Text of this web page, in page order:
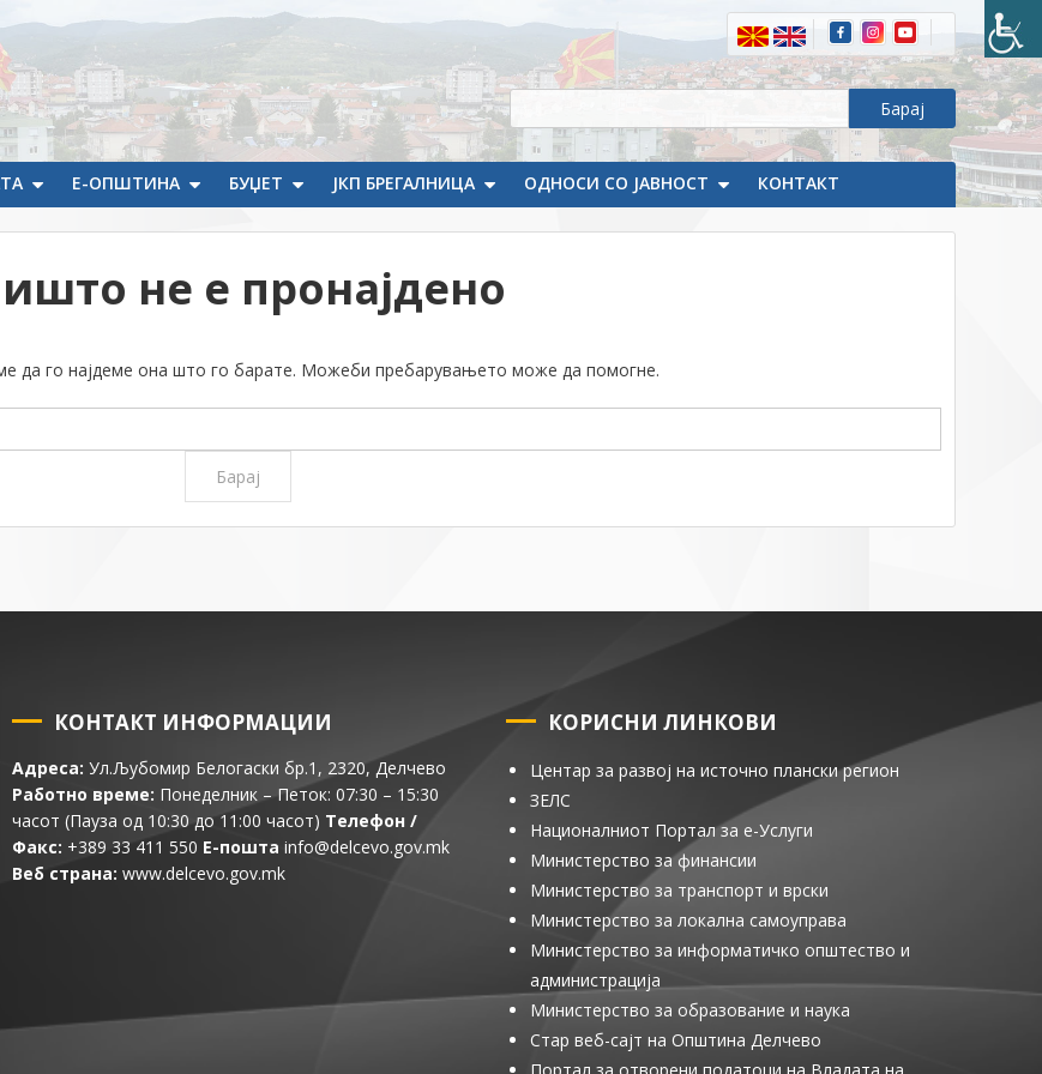
Е-ОПШТИНА БУЏЕТ ЈКП БРЕГАЛНИЦА ОДНОСИ СО ЈАВНОСТ КОНТАКТ
не е пронајдено
да го најдеме она што го барате. Можеби пребарувањето може да помогне.
КОНТАКТ ИНФОРМАЦИИ
Адреса: Ул.Љубомир Белогаски бр.1, 2320, Делчево
Работно време: Понеделник – Петок: 07:30 – 15:30
часот (Пауза од 10:30 до 11:00 часот) Телефон /
Факс: +389 33 411 550 Е-пошта info@delcevo.gov.mk
Веб страна: www.delcevo.gov.mk
КОРИСНИ ЛИНКОВИ
Центар за развој на источно плански регион
ЗЕЛС
Националниот Портал за е-Услуги
Министерство за финансии
Министерство за транспорт и врски
Министерство за локална самоуправа
Министерство за информатичко општество и
администрација
Министерство за образование и наука
Стар веб-сајт на Општина Делчево